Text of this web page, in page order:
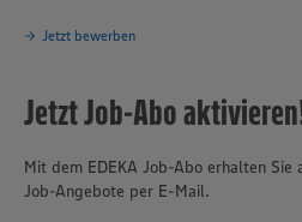
Jetzt bewerben
Jetzt Job-Abo
Mit dem EDEKA Job-Abo erhalten
Job-Angebote per E-Mail.